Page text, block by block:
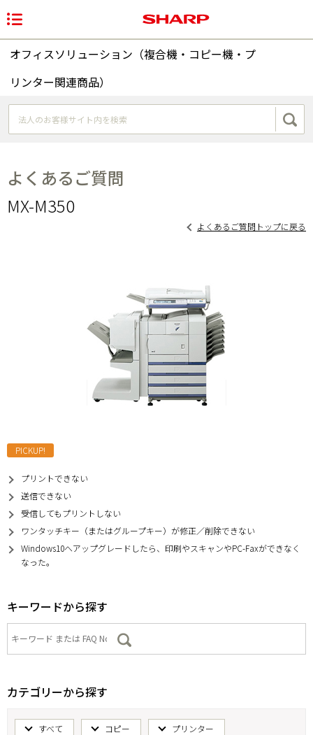
オフィスソリューション（複合機・コピー機・プ
リンター関連商品）
よくあるご質問
MX-M350
よくあるご質問トップに戻る
PICKUP!
プリントできない
送信できない
受信してもプリントしない
ワンタッチキー（またはグループキー）が修正／削除できない
Windows10へアップグレードしたら、印刷やスキャンやPC-Faxができなく
なった。
キーワードから探す
カテゴリーから探す
すべて コピー プリンター